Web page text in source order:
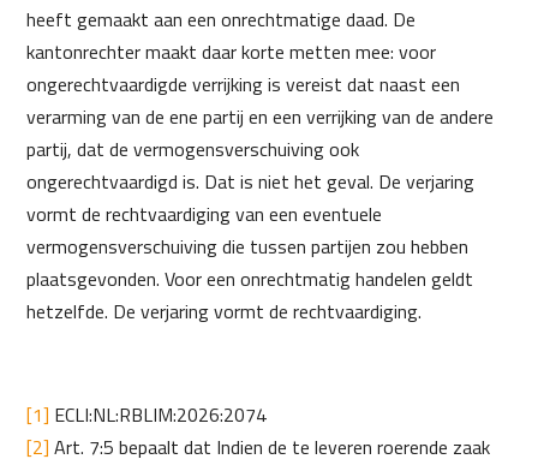
heeft gemaakt aan een onrechtmatige daad. De
kantonrechter maakt daar korte metten mee: voor
ongerechtvaardigde verrijking is vereist dat naast een
verarming van de ene partij en een verrijking van de andere
partij, dat de vermogensverschuiving ook
ongerechtvaardigd is. Dat is niet het geval. De verjaring
vormt de rechtvaardiging van een eventuele
vermogensverschuiving die tussen partijen zou hebben
plaatsgevonden. Voor een onrechtmatig handelen geldt
hetzelfde. De verjaring vormt de rechtvaardiging.
[1] ECLI:NL:RBLIM:2026:2074
[2] Art. 7:5 bepaalt dat Indien de te leveren roerende zaak